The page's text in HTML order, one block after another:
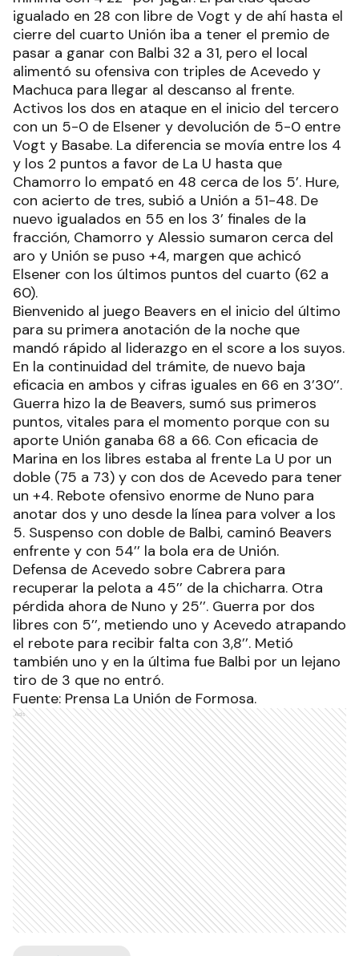
igualado en 28 con libre de Vogt y de ahí hasta el
cierre del cuarto Unión iba a tener el premio de
pasar a ganar con Balbi 32 a 31, pero el local
alimentó su ofensiva con triples de Acevedo y
Machuca para llegar al descanso al frente.
Activos los dos en ataque en el inicio del tercero
con un 5-0 de Elsener y devolución de 5-0 entre
Vogt y Basabe. La diferencia se movía entre los 4
y los 2 puntos a favor de La U hasta que
Chamorro lo empató en 48 cerca de los 5’. Hure,
con acierto de tres, subió a Unión a 51-48. De
nuevo igualados en 55 en los 3’ finales de la
fracción, Chamorro y Alessio sumaron cerca del
aro y Unión se puso +4, margen que achicó
Elsener con los últimos puntos del cuarto (62 a
60).
Bienvenido al juego Beavers en el inicio del último
para su primera anotación de la noche que
mandó rápido al liderazgo en el score a los suyos.
En la continuidad del trámite, de nuevo baja
eficacia en ambos y cifras iguales en 66 en 3’30’’.
Guerra hizo la de Beavers, sumó sus primeros
puntos, vitales para el momento porque con su
aporte Unión ganaba 68 a 66. Con eficacia de
Marina en los libres estaba al frente La U por un
doble (75 a 73) y con dos de Acevedo para tener
un +4. Rebote ofensivo enorme de Nuno para
anotar dos y uno desde la línea para volver a los
5. Suspenso con doble de Balbi, caminó Beavers
enfrente y con 54’’ la bola era de Unión.
Defensa de Acevedo sobre Cabrera para
recuperar la pelota a 45’’ de la chicharra. Otra
pérdida ahora de Nuno y 25’’. Guerra por dos
libres con 5’’, metiendo uno y Acevedo atrapando
el rebote para recibir falta con 3,8’’. Metió
también uno y en la última fue Balbi por un lejano
tiro de 3 que no entró.
Fuente: Prensa La Unión de Formosa.
Ads